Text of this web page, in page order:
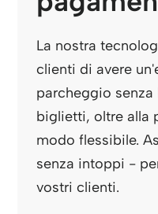
La nostra
clienti di avere
parcheggio senza
biglietti, oltre alla
modo flessibile.
senza intoppi -
vostri clienti.